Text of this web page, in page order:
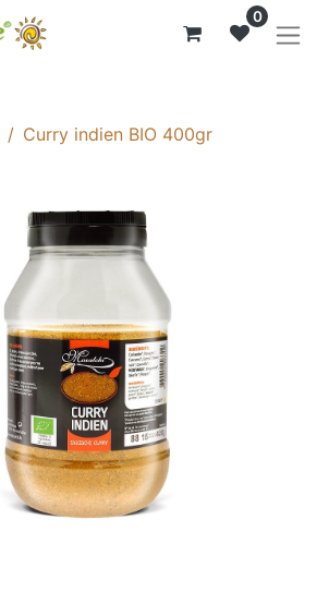
0
Curry indien BIO 400gr